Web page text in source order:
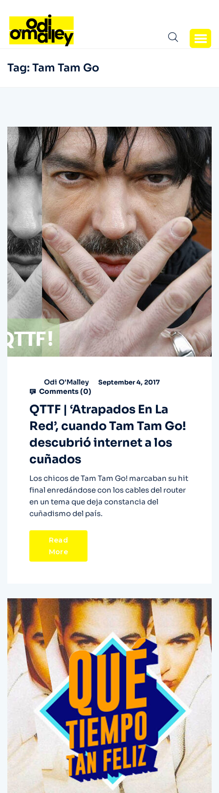
Tag: Tam Tam Go
Odi O'Malley September 4, 2017
Comments (0)
QTTF | ‘Atrapados En La
Red’, cuando Tam Tam Go!
descubrió internet a los
cuñados
Los chicos de Tam Tam Go! marcaban su hit
final enredándose con los cables del router
en un tema que deja constancia del
cuñadismo del país.
Read
More